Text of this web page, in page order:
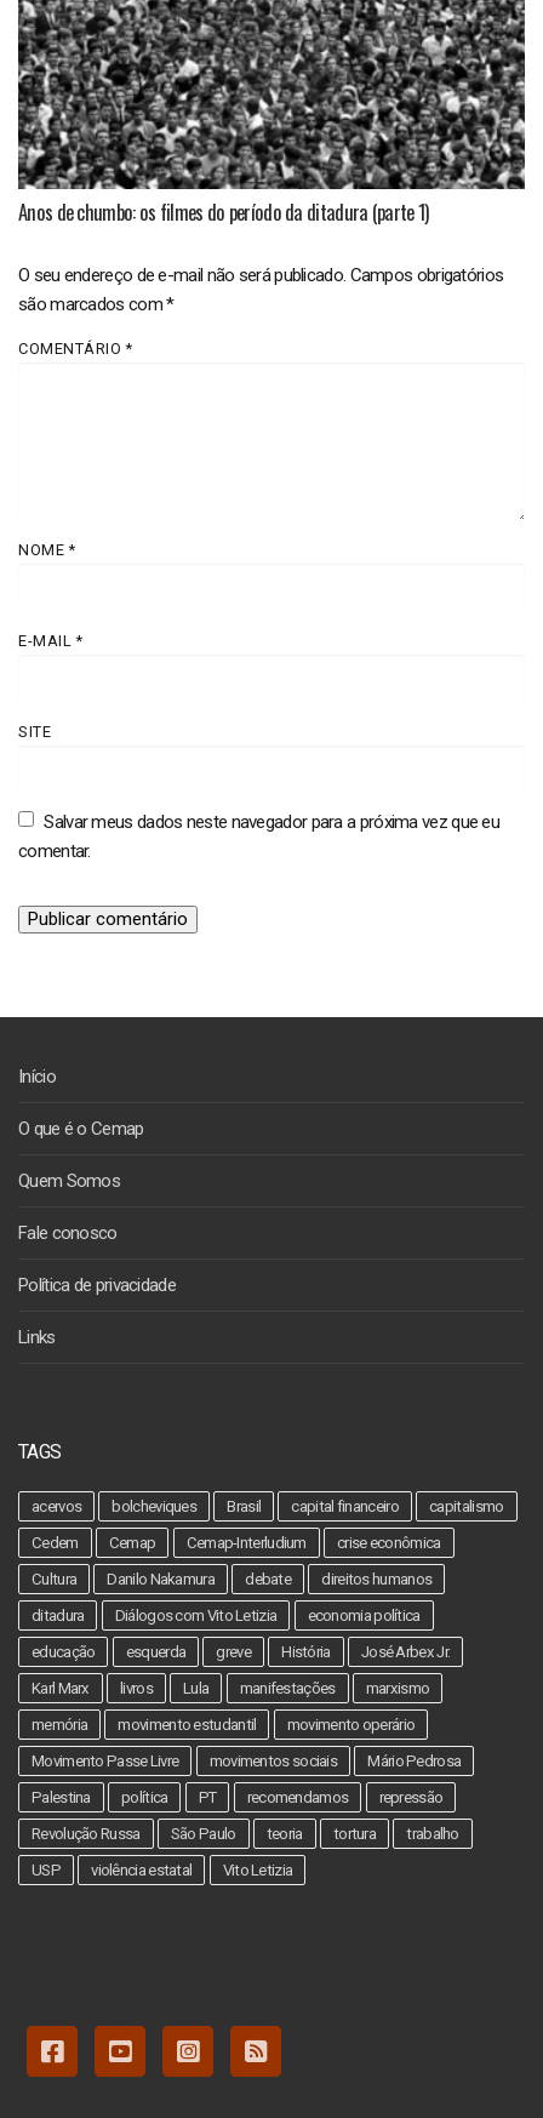
Anos de chumbo: os filmes do período da ditadura (parte 1)
O seu endereço de e-mail não será publicado. Campos obrigatórios
são marcados com*
COMENTÁRIO*
NOME*
E-MAIL*
SITE
Salvar meus dados neste navegador para a próxima vez que eu
comentar.
Início
O que é o Cemap
Quem Somos
Fale conosco
Política de privacidade
Links
TAGS
acervos bolcheviques Brasil capital financeiro
capitalismo
Cedem
Cemap Cemap-Interludium
crise econômica
Cultura
Danilo Nakamura debate
direitos humanos
ditadura
Diálogos com Vito Letizia
economia política
educação
esquerda greve História
José Arbex Jr.
Karl Marx
livros Lula manifestações
marxismo
memória
movimento estudantil
movimento operário
Movimento Passe Livre
movimentos sociais
Mário Pedrosa
Palestina
política PT recomendamos
repressão
Revolução Russa
São Paulo teoria tortura
trabalho
USP
violência estatal Vito Letizia